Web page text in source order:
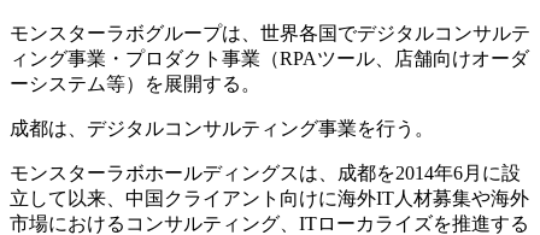
モンスターラボグループは、世界各国でデジタルコンサルテ
ィング事業・プロダクト事業（RPAツール、店舗向けオーダ
ーシステム等）を展開する。
成都は、デジタルコンサルティング事業を行う。
モンスターラボホールディングスは、成都を2014年6月に設
立して以来、中国クライアント向けに海外IT人材募集や海外
市場におけるコンサルティング、ITローカライズを推進する